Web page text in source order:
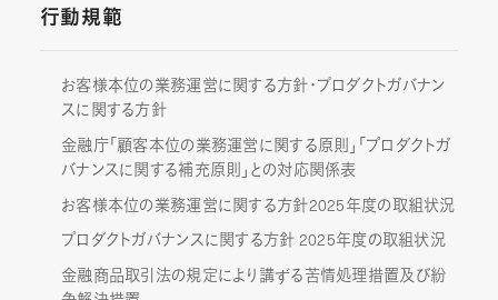
行動規範
お客様本位の業務運営に関する方針・プロダクトガバナン
スに関する方針
金融庁「顧客本位の業務運営に関する原則」「プロダクトガ
バナンスに関する補充原則」との対応関係表
お客様本位の業務運営に関する方針2025年度の取組状況
プロダクトガバナンスに関する方針 2025年度の取組状況
金融商品取引法の規定により講ずる苦情処理措置及び紛